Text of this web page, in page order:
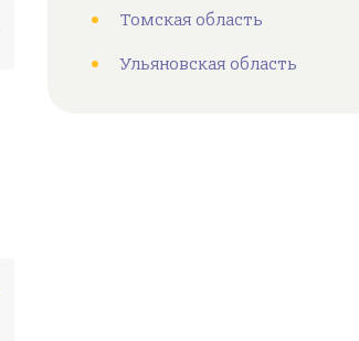
Томская область
Ульяновская область